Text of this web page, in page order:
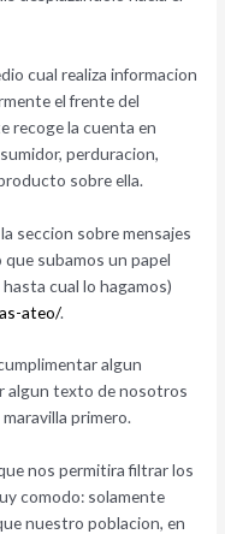
cual realiza informacion
el frente del
recoge la cuenta en
perduracion,
sobre ella.
seccion sobre mensajes
subamos un papel
cual lo hagamos)
ateo/.
algun
algun texto de nosotros
primero.
nos permitira filtrar los
comodo: solamente
nuestro poblacion, en